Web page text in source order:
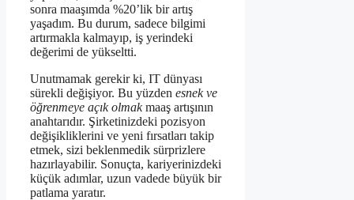
sonra maaşımda %20’lik bir artış
yaşadım. Bu durum, sadece bilgimi
artırmakla kalmayıp, iş yerindeki
değerimi de yükseltti.
Unutmamak gerekir ki, IT dünyası
sürekli değişiyor. Bu yüzden esnek ve
öğrenmeye açık olmakmaaş artışının
anahtarıdır. Şirketinizdeki pozisyon
değişikliklerini ve yeni fırsatları takip
etmek, sizi beklenmedik sürprizlere
hazırlayabilir. Sonuçta, kariyerinizdeki
küçük adımlar, uzun vadede büyük bir
patlama yaratır.